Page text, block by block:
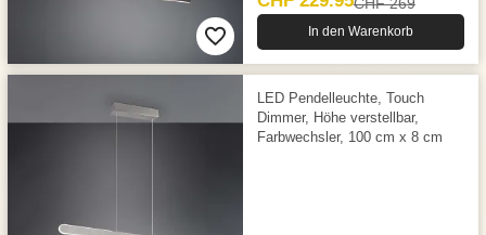
CHF 269
In den Warenkorb
LED Pendelleuchte, Touch
Dimmer, Höhe verstellbar,
Farbwechsler, 100 cm x 8 cm